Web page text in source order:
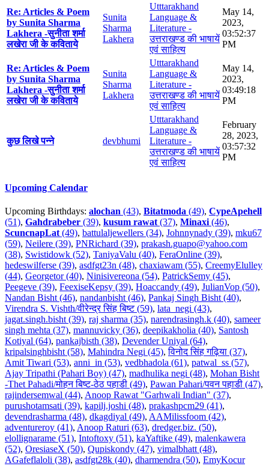
Re: Articles & Poem
by Sunita Sharma
Lakhera -सुनीता शर्मा
लखेरा जी के कविताये
Sunita
Sharma
Lakhera
Utttarakhand
Language &
Literature -
उत्तराखण्ड की भाषायें
एवं साहित्य
May 14,
2023,
03:52:37
PM
Re: Articles & Poem
by Sunita Sharma
Lakhera -सुनीता शर्मा
लखेरा जी के कविताये
Sunita
Sharma
Lakhera
Utttarakhand
Language &
Literature -
उत्तराखण्ड की भाषायें
एवं साहित्य
May 14,
2023,
03:49:18
PM
कुछ लिखे पन्ने devbhumi
Utttarakhand
Language &
Literature -
उत्तराखण्ड की भाषायें
एवं साहित्य
February
28, 2023,
03:57:32
PM
Upcoming Calendar
Upcoming Birthdays: alochan (43), Bitatmoda (49), CypeApehell
(51), Gahdrabeber (39), kusum rawat(37), Minaxi(46),
ScuncnapLat(49), battulaljewellers (34), Johnnynady (39), mku67
(59), Neilere (39), PNRichard (39), prakash.guapo@yahoo.com
(38), Swistidowk (52), TaniyaValu (40), FeraOnline (39),
hedeswilferse (39), asdfgt23n (48), chaxiawam (55), CreemyElulley
(44), Georgetor (40), Ninisivereona (54), PatrickSemy (45),
Peegeve (39), FeexiseKepsy (39), Hoaccandy (49), JulianVop (50),
Nandan Bisht (46), nandanbisht (46), Pankaj Singh Bisht (40),
Virendra S. Vishth/वीरेन्द्र सिंह बिष्ट (59), lata_negi (43),
jagat.singh.bisht (39), raj sharma (35), narendrasingh.k (40), sameer
singh mehta (37), mannuvicky (36), deepikakholia (40), Santosh
Kotiyal (64), pankajbisth (38), Devender Uniyal (64),
kripalsinghbisht (58), Mahindra Negi (45),विनोद सिंह गढ़िया (37),
Amit Tiwari (53), anni_in (53), vedbhadola (61), patwal_ss (57),
Ajay Tripathi (Pahari Boy) (47), madhulika negi (48), Mohan Bisht
-Thet Pahadi/मोहन बिष्ट-ठेठ पहाडी (49), Pawan Pahari/पवन पहाडी (47),
rajindersemwal (44), Anoop Rawat "Garhwali Indian" (37),
purushotamsati (39), kapilj.joshi (48), prakashpcm29 (41),
devendrasharma (48), dkagdiyal (49), AAMilissfoom (42),
adventureroy (41), Anoop Raturi (63), dredger.biz. (50),
elollignarame (51), Intoftoxy (51), kaYaftike (49), malenkawera
(52), OresiaseX (50), Qupiskondy (47), vimalbhatt (48),
AGafeflaloli (38), asdfgt28k (40), dharmendra (50), EmyKocur